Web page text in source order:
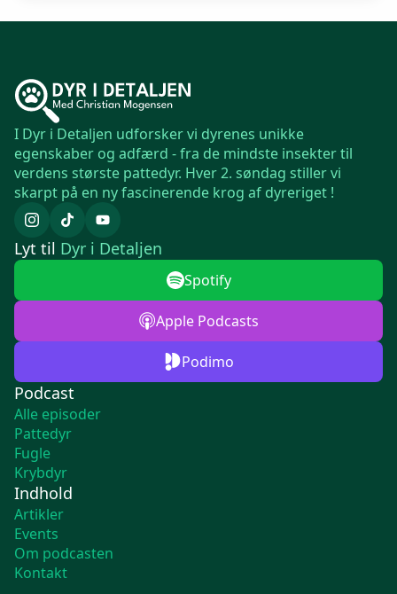
I Dyr i Detaljen udforsker vi dyrenes unikke
egenskaber og adfærd - fra de mindste insekter til
verdens største pattedyr. Hver 2. søndag stiller vi
skarpt på en ny fascinerende krog af dyreriget !
Podcast
Alle episoder
Pattedyr
Fugle
Krybdyr
Indhold
Artikler
Events
Om podcasten
Kontakt
Lyt til Dyr i Detaljen
Spotify
Apple Podcasts
Podimo